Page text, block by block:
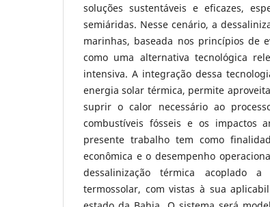
soluções sustentáveis e eficazes,
semiáridas. Nesse cenário, a
marinhas, baseada nos princípios de
como uma alternativa tecnológica
intensiva. A integração dessa
energia solar térmica, permite
suprir o calor necessário ao
combustíveis fósseis e os impactos
presente trabalho tem como
econômica e o desempenho
dessalinização térmica acoplado
termossolar, com vistas à sua